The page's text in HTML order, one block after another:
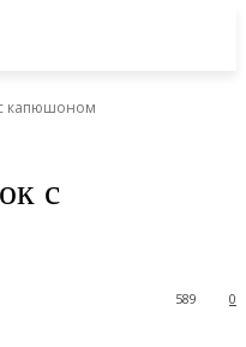
капюшоном
с
0
589